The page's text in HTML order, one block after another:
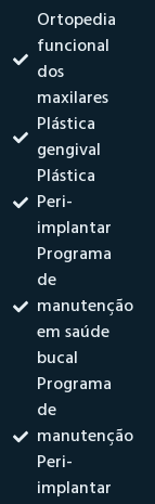
Ortopedia
funcional
dos
maxilares
Plástica
gengival
Plástica
Peri-
implantar
Programa
de
manutenção
em saúde
bucal
Programa
de
manutenção
Peri-
implantar